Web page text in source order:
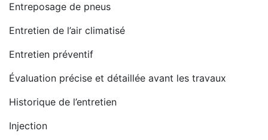
Entreposage de pneus
Entretien de l’air climatisé
Entretien préventif
Évaluation précise et détaillée avant les travaux
Historique de l’entretien
Injection